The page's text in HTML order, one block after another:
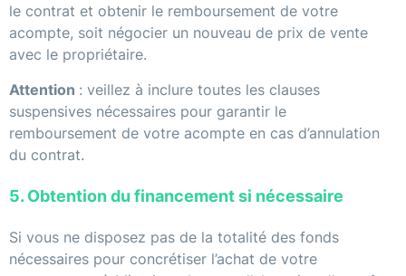
le contrat et obtenir le remboursement de votre
acompte, soit négocier un nouveau de prix de vente
avec le propriétaire.
Attention : veillez à inclure toutes les clauses
suspensives nécessaires pour garantir le
remboursement de votre acompte en cas d’annulation
du contrat.
5. Obtention du financement si nécessaire
Si vous ne disposez pas de la totalité des fonds
nécessaires pour concrétiser l’achat de votre